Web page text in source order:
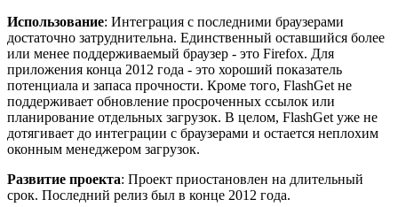
Использование: Интеграция с последними браузерами
достаточно затруднительна. Единственный оставшийся более
или менее поддерживаемый браузер - это Firefox. Для
приложения конца 2012 года - это хороший показатель
потенциала и запаса прочности. Кроме того, FlashGet не
поддерживает обновление просроченных ссылок или
планирование отдельных загрузок. В целом, FlashGet уже не
дотягивает до интеграции с браузерами и остается неплохим
оконным менеджером загрузок.
Развитие проекта: Проект приостановлен на длительный
срок. Последний релиз был в конце 2012 года.